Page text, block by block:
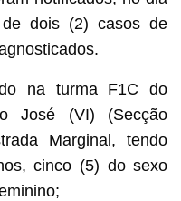
dois (2) casos de
na turma F1C do
José (VI) (Secção
Marginal, tendo
cinco (5) do sexo